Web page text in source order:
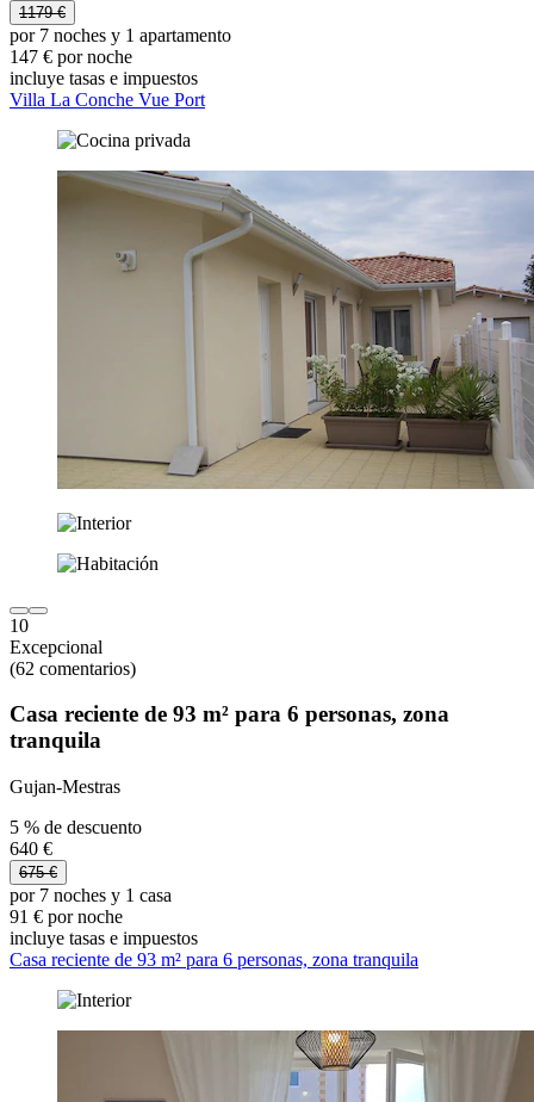
1179 €
por 7 noches y 1 apartamento
147 € por noche
incluye tasas e impuestos
Villa La Conche Vue Port
10
Excepcional
(62 comentarios)
Casa reciente de 93 m² para 6 personas, zona
tranquila
Gujan-Mestras
5 % de descuento
640 €
675 €
por 7 noches y 1 casa
91 € por noche
incluye tasas e impuestos
Casa reciente de 93 m² para 6 personas, zona tranquila